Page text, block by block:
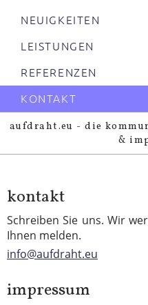
NEUIGKEITEN
LEISTUNGEN
REFERENZEN
KONTAKT
aufdraht.eu - die
&
kontakt
Schreiben Sie uns. Wir
Ihnen melden.
info@aufdraht.eu
impres­sum